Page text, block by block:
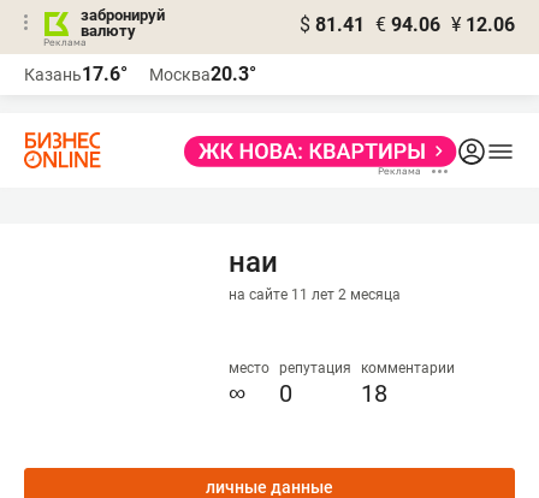
забронируй
валюту
$ 81.41 € 94.06 ¥ 12.06
Казань17.6° Москва20.3°
наи
на сайте 11 лет 2 месяца
место
∞
репутация
0
комментарии
18
личные данные